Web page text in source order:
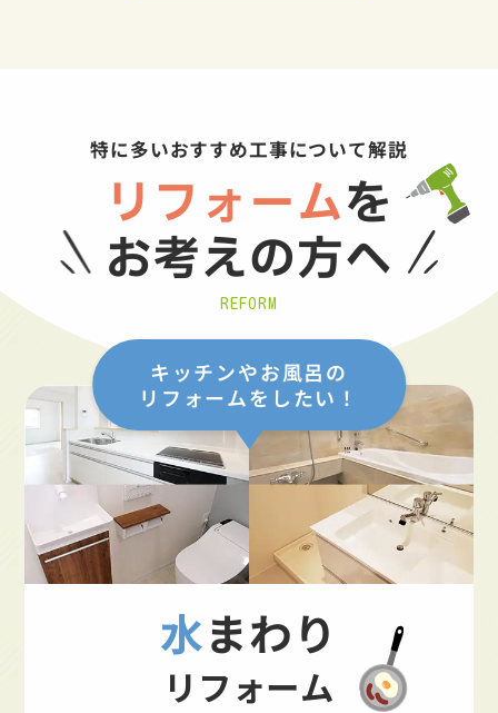
特に多いおすすめ工事について解説
リフォームを
お考えの方へ
REFORM
キッチンやお風呂の
リフォームをしたい！
水まわり
リフォーム